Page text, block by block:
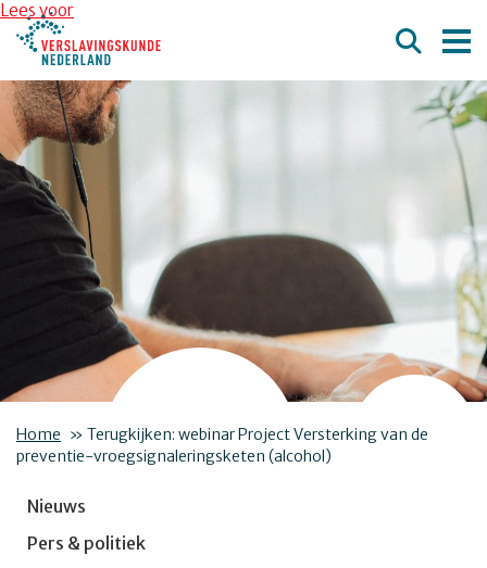
Lees voor
Overslaan en naar de inhoud gaan
Direct naar de hoofdnavigatie
Home » Terugkijken: webinar Project Versterking van de
preventie-vroegsignaleringsketen (alcohol)
Nieuws
Pers & politiek